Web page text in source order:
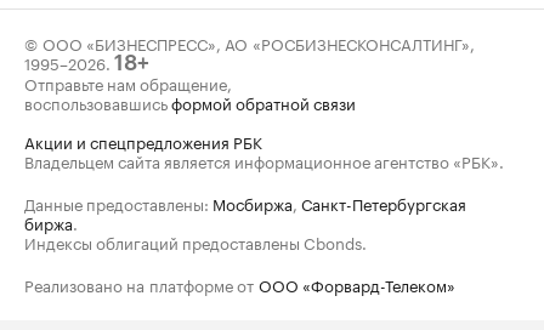
© ООО «БИЗНЕСПРЕСС», АО «РОСБИЗНЕСКОНСАЛТИНГ»,
1995–2026. 18+
Отправьте нам обращение,
воспользовавшисьформой обратной связи
Акции и спецпредложения РБК
Владельцем сайта является информационное агентство «РБК».
Данные предоставлены: Мосбиржа, Санкт-Петербургская
биржа.
Индексы облигаций предоставлены Cbonds.
Реализовано на платформе от ООО «Форвард-Телеком»